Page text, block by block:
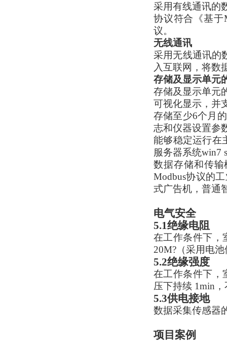
采用有线通讯的
协议符合《基于
议。
无线通讯
采用无线通讯的
入互联网，将数
存储及显示单元
存储及显示单元
可视化显示，并
存储至少6个月
志和仪器设置参
能够稳定运行在
服务器系统win7
数据存储和传输
Modbus协议的
式广告机，普通
电气安全
5.1绝缘电阻
在工作条件下，
20M?（采用电
5.2绝缘强度
在工作条件下，
压下持续 1min
5.3供电接地
数据采集传感器
项目案例